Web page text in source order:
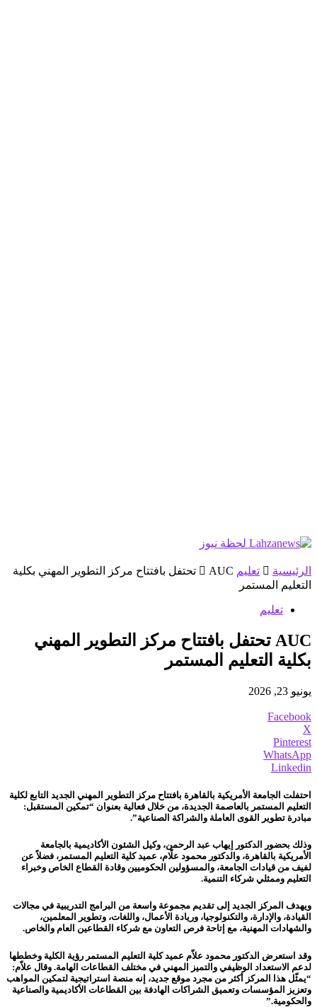
الرئيسية تعليم
AUC تحتفل بافتتاح مركز التطوير المهني بكلية
التعليم المستمر
تعليم
AUC تحتفل بافتتاح مركز التطوير المهني
بكلية التعليم المستمر
يونيو 23, 2026
Facebook
X
Pinterest
WhatsApp
Linkedin
احتفلت الجامعة الأمريكية بالقاهرة بافتتاح مركز التطوير المهني الجديد التابع لكلية
التعليم المستمر بالعاصمة الجديدة، من خلال فعالية بعنوان “تمكين المستقبل:
مبادرة تطوير القوى العاملة والشراكة الصناعية”.
وذلك بحضور الدكتور إيهاب عبد الرحمن، وكيل الشئون الأكاديمية بالجامعة
الأمريكية بالقاهرة، والدكتور محمود علّام، عميد كلية التعليم المستمر، فضلاً عن
لفيف من قيادات الجامعة، والمسؤولين الحكوميين وقادة القطاع الخاص وخبراء
التعليم وممثلي شركاء التنمية.
ويهدف المركز الجديد إلى تقديم مجموعة واسعة من البرامج التدريبية في مجالات
القيادة، والإدارة، والتكنولوجيا، وريادة الأعمال، واللغات، وتطوير المعلمين،
والشهادات المهنية، مع إتاحة فرص التعاون مع شركاء القطاعين العام والخاص.
وقد استعرض الدكتور محمود علاّم عميد كلية التعليم المستمر رؤية الكلية وخططها
لدعم الاستعداد الوظيفي والتميز المهني في مختلف القطاعات الهامة. وقال علاّم:
“يمثّل هذا المركز أكثر من مجرد موقع جديد، إنه منصة استراتيجية لتمكين المواهب
وتعزيز المؤسسات وتعميق الشراكات الهادفة بين القطاعات الأكاديمية والصناعية
والحكومية.”